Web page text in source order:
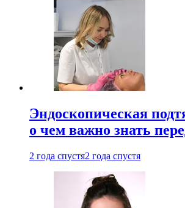
Эндоскопическая
о чем важно знать
2 года спустя2 года спустя